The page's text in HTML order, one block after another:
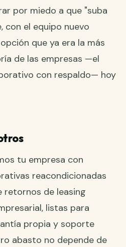
por miedo a que "suba
con el equipo nuevo
que ya era la más
de las empresas —el
con respaldo— hoy
tu empresa con
reacondicionadas
retornos de leasing
listas para
propia y soporte
abasto no depende de